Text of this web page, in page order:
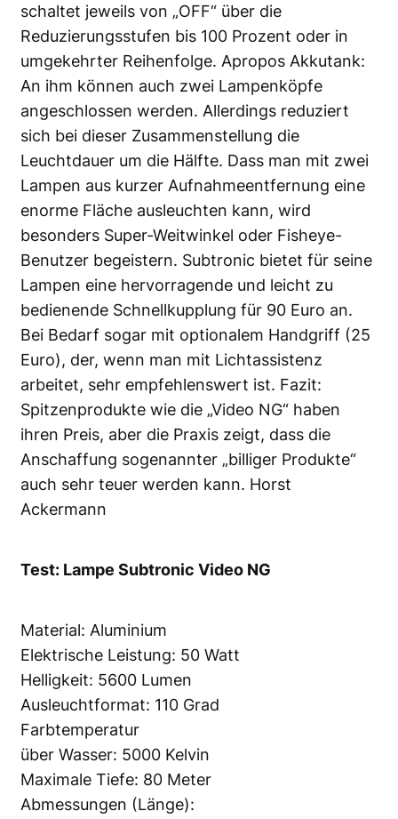
schaltet jeweils von „OFF“ über die
Reduzierungsstufen bis 100 Prozent oder in
umgekehrter Reihenfolge. Apropos Akkutank:
An ihm können auch zwei Lampenköpfe
angeschlossen werden. Allerdings reduziert
sich bei dieser Zusammenstellung die
Leuchtdauer um die Hälfte. Dass man mit zwei
Lampen aus kurzer Aufnahmeentfernung eine
enorme Fläche ausleuchten kann, wird
besonders Super-Weitwinkel oder Fisheye-
Benutzer begeistern. Subtronic bietet für seine
Lampen eine hervorragende und leicht zu
bedienende Schnellkupplung für 90 Euro an.
Bei Bedarf sogar mit optionalem Handgriff (25
Euro), der, wenn man mit Lichtassistenz
arbeitet, sehr empfehlenswert ist. Fazit:
Spitzenprodukte wie die „Video NG“ haben
ihren Preis, aber die Praxis zeigt, dass die
Anschaffung sogenannter „billiger Produkte“
auch sehr teuer werden kann. Horst
Ackermann
Test: Lampe Subtronic Video NG
Material: Aluminium
Elektrische Leistung: 50 Watt
Helligkeit: 5600 Lumen
Ausleuchtformat: 110 Grad
Farbtemperatur
über Wasser: 5000 Kelvin
Maximale Tiefe: 80 Meter
Abmessungen (Länge):